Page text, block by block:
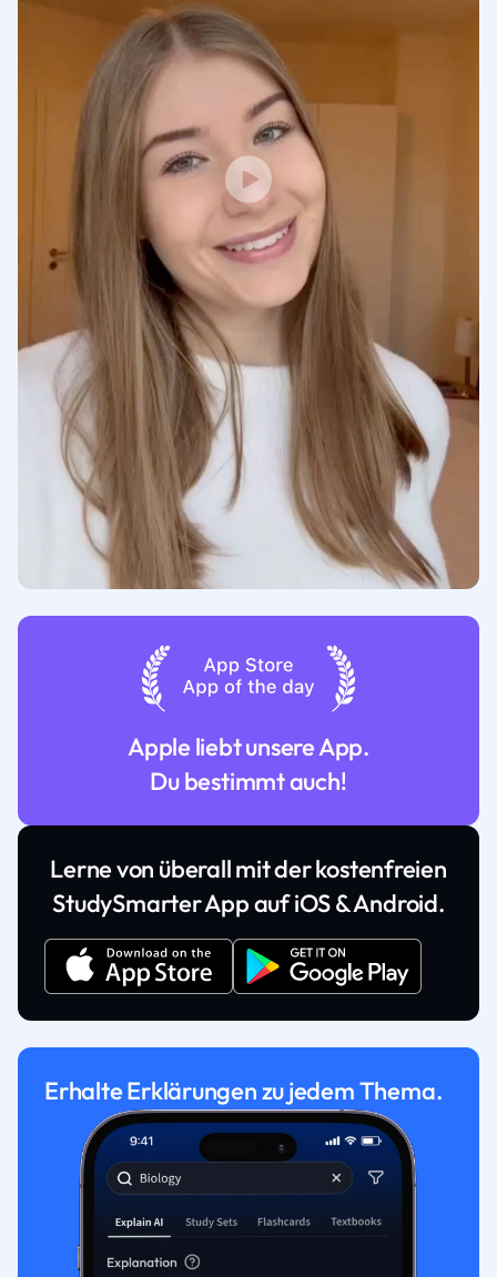
Apple liebt unsere App.
Du bestimmt auch!
Lerne von überall mit der kostenfreien
StudySmarter App auf iOS & Android.
Erhalte Erklärungen zu jedem Thema.